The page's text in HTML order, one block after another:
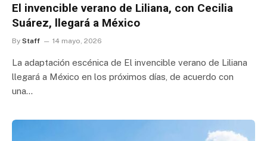
El invencible verano de Liliana, con Cecilia
Suárez, llegará a México
By Staff 14 mayo, 2026
La adaptación escénica de El invencible verano de Liliana
llegará a México en los próximos días, de acuerdo con
una…